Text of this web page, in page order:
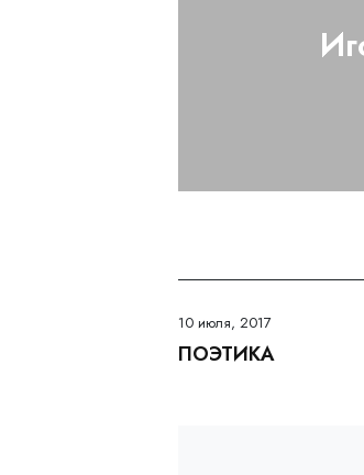
10 июля, 2017
ПОЭТИКА